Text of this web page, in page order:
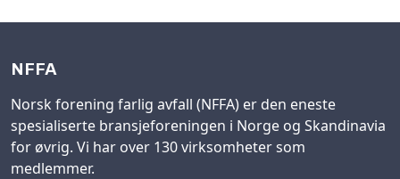
NFFA
Norsk forening farlig avfall (NFFA) er den eneste
spesialiserte bransjeforeningen i Norge og Skandinavia
for øvrig. Vi har over 130 virksomheter som
medlemmer.